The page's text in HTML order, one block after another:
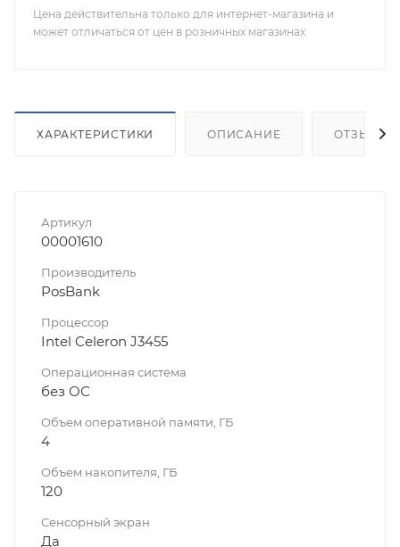
Цена действительна только для интернет-магазина и
может отличаться от цен в розничных магазинах
ХАРАКТЕРИСТИКИ ОПИСАНИЕ ОТЗЫВЫ
Артикул
00001610
Производитель
PosBank
Процессор
Intel Celeron J3455
Операционная система
без ОС
Объем оперативной памяти, ГБ
4
Объем накопителя, ГБ
120
Сенсорный экран
Да